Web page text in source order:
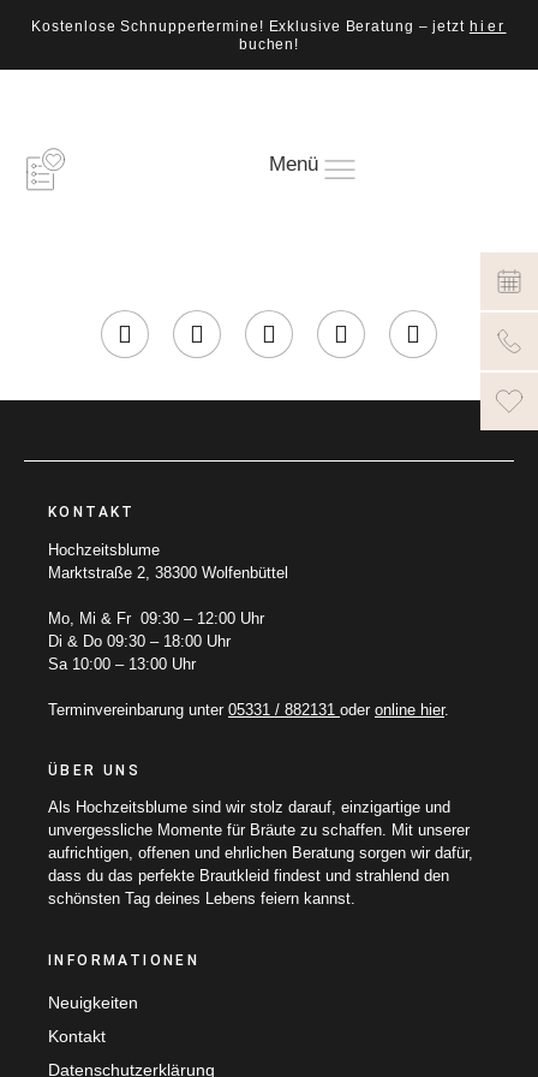
Kostenlose Schnuppertermine! Exklusive Beratung – jetzt hier
buchen!
Menü
KONTAKT
Hochzeitsblume
Marktstraße 2, 38300 Wolfenbüttel
Mo, Mi & Fr 09:30 – 12:00 Uhr
Di & Do 09:30 – 18:00 Uhr
Sa 10:00 – 13:00 Uhr
Terminvereinbarung unter 05331 / 882131 oder online hier.
ÜBER UNS
Als Hochzeitsblume sind wir stolz darauf, einzigartige und
unvergessliche Momente für Bräute zu schaffen. Mit unserer
aufrichtigen, offenen und ehrlichen Beratung sorgen wir dafür,
dass du das perfekte Brautkleid findest und strahlend den
schönsten Tag deines Lebens feiern kannst.
INFORMATIONEN
Neuigkeiten
Kontakt
Datenschutzerklärung